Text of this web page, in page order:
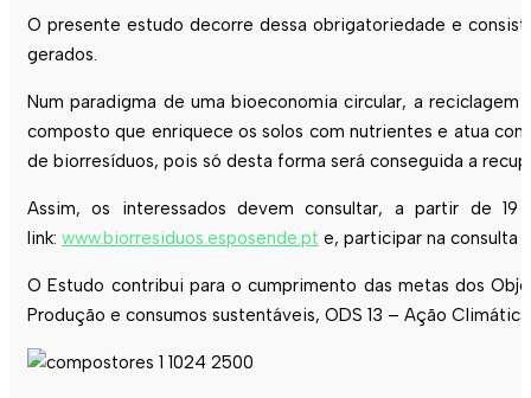
O presente estudo decorre dessa obrigatoriedade e
gerados.
Num paradigma de uma bioeconomia circular, a
composto que enriquece os solos com nutrientes e atua
de biorresíduos, pois só desta forma será conseguida a
Assim, os interessados devem consultar, a partir de
link: www.biorresiduos.esposende.pt e, participar na consulta
O Estudo contribui para o cumprimento das metas dos
Produção e consumos sustentáveis, ODS 13 – Ação